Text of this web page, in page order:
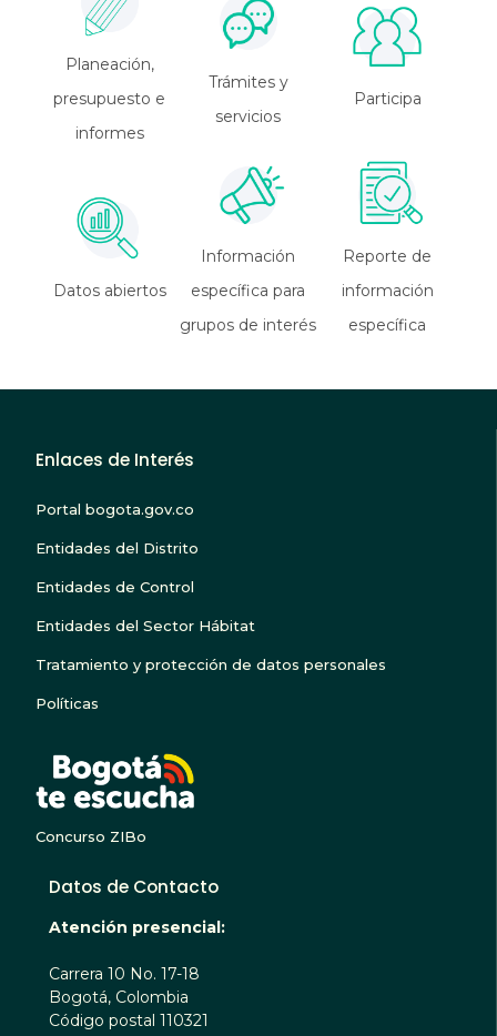
Planeación,
presupuesto e
informes
Trámites y
servicios
Participa
Datos abiertos
Información
específica para
grupos de interés
Reporte de
información
específica
Enlaces de Interés
Portal bogota.gov.co
Entidades del Distrito
Entidades de Control
Entidades del Sector Hábitat
Tratamiento y protección de datos personales
Políticas
Concurso ZIBo
Datos de Contacto
Atención presencial:
Carrera 10 No. 17-18
Bogotá, Colombia
Código postal 110321